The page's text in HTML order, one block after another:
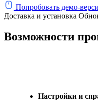
Попробовать демо-
Доставка и установка
Возможности
Настройки и